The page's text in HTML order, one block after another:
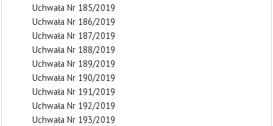
Uchwała Nr 185/2019
Uchwała Nr 186/2019
Uchwała Nr 187/2019
Uchwała Nr 188/2019
Uchwała Nr 189/2019
Uchwała Nr 190/2019
Uchwała Nr 191/2019
Uchwała Nr 192/2019
Uchwała Nr 193/2019